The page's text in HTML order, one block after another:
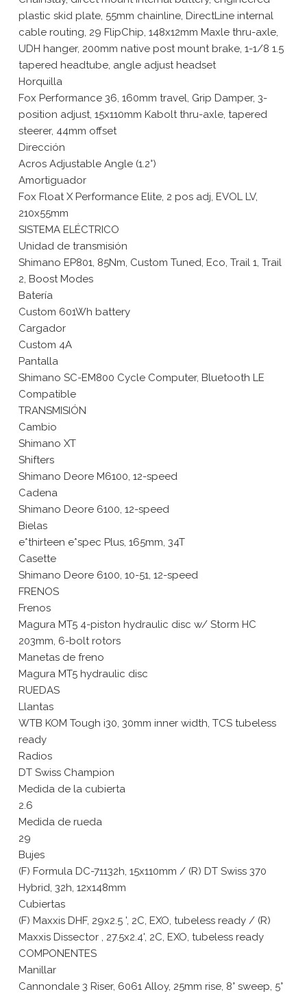
plastic skid plate, 55mm chainline, DirectLine internal
cable routing, 29 FlipChip, 148x12mm Maxle thru-axle,
UDH hanger, 200mm native post mount brake, 1-1/8 1.5
tapered headtube, angle adjust headset
Horquilla
Fox Performance 36, 160mm travel, Grip Damper, 3-
position adjust, 15x110mm Kabolt thru-axle, tapered
steerer, 44mm offset
Dirección
Acros Adjustable Angle (1.2°)
Amortiguador
Fox Float X Performance Elite, 2 pos adj, EVOL LV,
210x55mm
SISTEMA ELÉCTRICO
Unidad de transmisión
Shimano EP801, 85Nm, Custom Tuned, Eco, Trail 1, Trail
2, Boost Modes
Batería
Custom 601Wh battery
Cargador
Custom 4A
Pantalla
Shimano SC-EM800 Cycle Computer, Bluetooth LE
Compatible
TRANSMISIÓN
Cambio
Shimano XT
Shifters
Shimano Deore M6100, 12-speed
Cadena
Shimano Deore 6100, 12-speed
Bielas
e*thirteen e*spec Plus, 165mm, 34T
Casette
Shimano Deore 6100, 10-51, 12-speed
FRENOS
Frenos
Magura MT5 4-piston hydraulic disc w/ Storm HC
203mm, 6-bolt rotors
Manetas de freno
Magura MT5 hydraulic disc
RUEDAS
Llantas
WTB KOM Tough i30, 30mm inner width, TCS tubeless
ready
Radios
DT Swiss Champion
Medida de la cubierta
2.6
Medida de rueda
29
Bujes
(F) Formula DC-71132h, 15x110mm / (R) DT Swiss 370
Hybrid, 32h, 12x148mm
Cubiertas
(F) Maxxis DHF, 29x2.5 ', 2C, EXO, tubeless ready / (R)
Maxxis Dissector , 27.5x2.4', 2C, EXO, tubeless ready
COMPONENTES
Manillar
Cannondale 3 Riser, 6061 Alloy, 25mm rise, 8° sweep, 5°